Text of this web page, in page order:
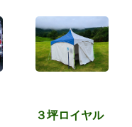
３坪ロイヤル